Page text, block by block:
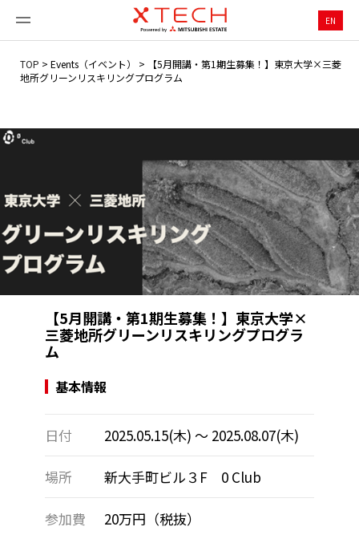
EN
TOP > Events（イベント） >
【5月開講・第1期生募集！】東京大学×三菱
地所グリーンリスキリングプログラム
【5月開講・第1期生募集！】東京大学×
三菱地所グリーンリスキリングプログラ
ム
基本情報
日付 2025.05.15(木) 〜 2025.08.07(木)
場所 新大手町ビル３F 0 Club
参加費 20万円（税抜）